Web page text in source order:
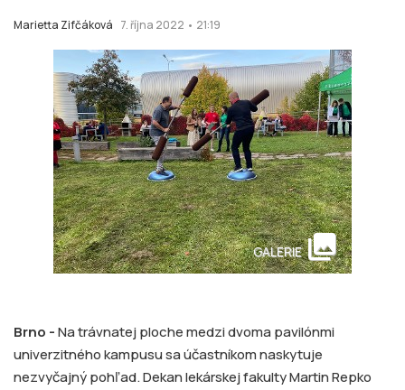
Marietta Zifčáková 7. října 2022 • 21:19
GALERIE collections
Brno -Na trávnatej ploche medzi dvoma pavilónmi
univerzitného kampusu sa účastníkom naskytuje
nezvyčajný pohľad. Dekan lekárskej fakulty Martin Repko